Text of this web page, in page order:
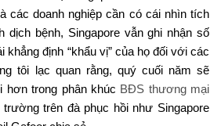
các doanh nghiệp cần có cái nhìn tích
dịch bệnh, Singapore vẫn ghi nhận số
khẳng định “khẩu vị” của họ đối với các
tôi lạc quan rằng, quý cuối năm sẽ
hơn trong phân khúc BĐS thương mại
trên đà phục hồi như Singapore